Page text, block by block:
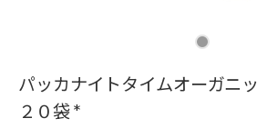
パッカナイトタイムオーガニ
２０袋 *